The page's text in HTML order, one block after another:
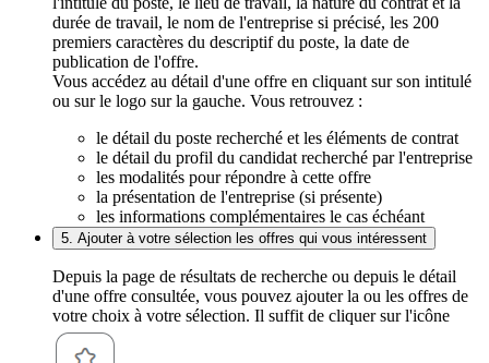
durée de travail, le nom de l'entreprise si précisé, les 200
premiers caractères du descriptif du poste, la date de
publication de l'offre.
Vous accédez au détail d'une offre en cliquant sur son intitulé
ou sur le logo sur la gauche. Vous retrouvez :
le détail du poste recherché et les éléments de contrat
le détail du profil du candidat recherché par l'entreprise
les modalités pour répondre à cette offre
la présentation de l'entreprise (si présente)
les informations complémentaires le cas échéant
5. Ajouter à votre sélection les offres qui vous intéressent
Depuis la page de résultats de recherche ou depuis le détail
d'une offre consultée, vous pouvez ajouter la ou les offres de
votre choix à votre sélection. Il suffit de cliquer sur l'icône